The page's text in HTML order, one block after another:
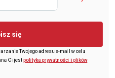
się
Twojego adresu e-mail w celu
Ci jestpolityka prywatności i plików